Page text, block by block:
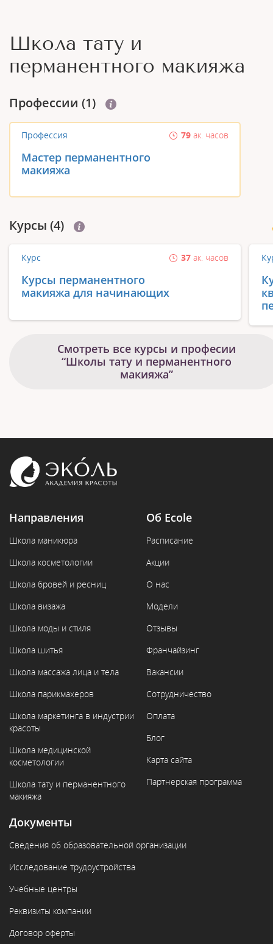
Школа тату и
перманентного макияжа
Профеcсии (1)
Профессия 79 ак. часов
Мастер перманентного
макияжа
Курсы (4)
Курс 37 ак. часов
Курсы перманентного
макияжа для начинающих
Смотреть все курсы и професии
“Школы тату и перманентного
макияжа”
Направления
Школа маникюра
Школа косметологии
Школа бровей и ресниц
Школа визажа
Школа моды и стиля
Школа шитья
Школа массажа лица и тела
Школа парикмахеров
Школа маркетинга в индустрии
красоты
Школа медицинской
косметологии
Школа тату и перманентного
макияжа
Об Ecole
Расписание
Акции
О нас
Модели
Отзывы
Франчайзинг
Вакансии
Сотрудничество
Оплата
Блог
Карта сайта
Партнерская программа
Документы
Сведения об образовательной организации
Исследование трудоустройства
Учебные центры
Реквизиты компании
Договор оферты